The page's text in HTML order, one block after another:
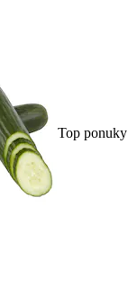
Top ponuky